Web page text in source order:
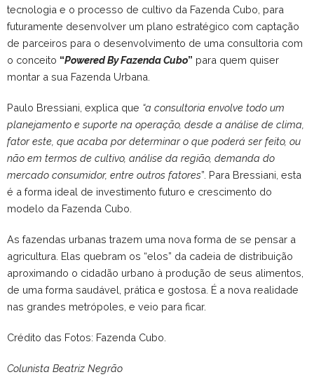
tecnologia e o processo de cultivo da Fazenda Cubo, para
futuramente desenvolver um plano estratégico com captação
de parceiros para o desenvolvimento de uma consultoria com
o conceito “Powered By Fazenda Cubo” para quem quiser
montar a sua Fazenda Urbana.
Paulo Bressiani, explica que “a consultoria envolve todo um
planejamento e suporte na operação, desde a análise de clima,
fator este, que acaba por determinar o que poderá ser feito, ou
não em termos de cultivo, análise da região, demanda do
mercado consumidor, entre outros fatores”. Para Bressiani, esta
é a forma ideal de investimento futuro e crescimento do
modelo da Fazenda Cubo.
As fazendas urbanas trazem uma nova forma de se pensar a
agricultura. Elas quebram os “elos” da cadeia de distribuição
aproximando o cidadão urbano à produção de seus alimentos,
de uma forma saudável, prática e gostosa. É a nova realidade
nas grandes metrópoles, e veio para ficar.
Crédito das Fotos: Fazenda Cubo.
Colunista Beatriz Negrão